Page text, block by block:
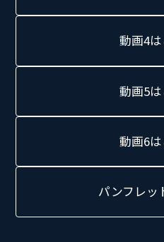
動画4
動画5
動画6
パンフレッ